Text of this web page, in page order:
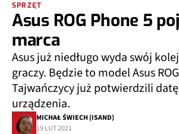
SPRZĘT
Asus ROG Phone 5
marca
Asus już niedługo wyda swój
graczy. Będzie to model Asus
Tajwańczycy już potwierdzili
urządzenia.
MICHAŁ ŚWIECH (ISAND)
19 LUT 2021